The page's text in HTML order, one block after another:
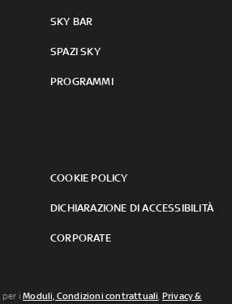
SKY BAR
SPAZI SKY
PROGRAMMI
COOKIE POLICY
DICHIARAZIONE DI ACCESSIBILITÀ
CORPORATE
per iModuli, Condizioni contrattuali, Privacy &